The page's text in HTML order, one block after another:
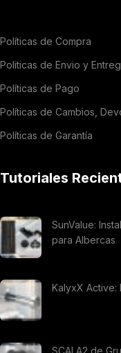
Políticas de Compra
Politicas de Envio y
Políticas de Pago
Políticas de Cambios,
Políticas de Garantía
Tutoriales
SunValue:
para Albercas
KalyxX Active:
SCALA2 de